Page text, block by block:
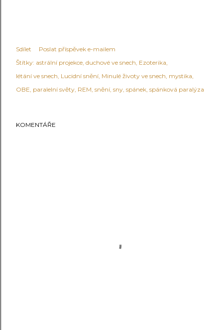
Sdílet
Poslat příspěvek e-mailem
Štítky: astrální projekce duchové ve snech Ezoterika
létání ve snech Lucidní snění Minulé životy ve snech mystika
OBE paralelní světy REM snění sny spánek spánková paralýza
KOMENTÁŘE